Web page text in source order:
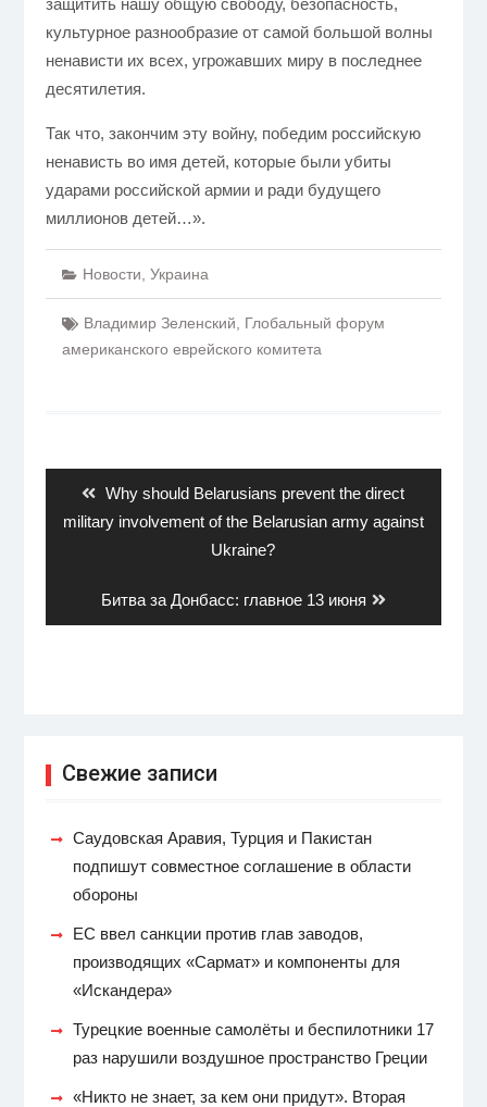
культурное разнообразие от самой большой волны
ненависти их всех, угрожавших миру в последнее
десятилетия.
Так что, закончим эту войну, победим российскую
ненависть во имя детей, которые были убиты
ударами российской армии и ради будущего
миллионов детей…».
Новости Украина
Владимир Зеленский
Глобальный форум
американского еврейского комитета
записямPrevious
post:
Why should Belarusians prevent the direct
military involvement of the Belarusian army against
Ukraine?
Next
post:
Битва за Донбасс: главное 13 июня
Свежие записи
Саудовская Аравия, Турция и Пакистан
подпишут совместное соглашение в области
обороны
ЕС ввел санкции против глав заводов,
производящих «Сармат» и компоненты для
«Искандера»
Турецкие военные самолёты и беспилотники 17
раз нарушили воздушное пространство Греции
«Никто не знает, за кем они придут». Вторая